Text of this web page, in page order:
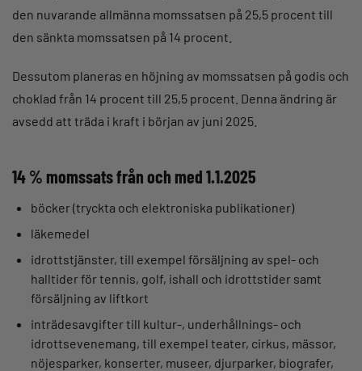
den nuvarande allmänna momssatsen på 25,5 procent till
den sänkta momssatsen på 14 procent.
Dessutom planeras en höjning av momssatsen på godis och
choklad från 14 procent till 25,5 procent. Denna ändring är
avsedd att träda i kraft i början av juni 2025.
14 % momssats från och med 1.1.2025
böcker (tryckta och elektroniska publikationer)
läkemedel
idrottstjänster, till exempel försäljning av spel- och
halltider för tennis, golf, ishall och idrottstider samt
försäljning av liftkort
inträdesavgifter till kultur-, underhållnings- och
idrottsevenemang, till exempel teater, cirkus, mässor,
nöjesparker, konserter, museer, djurparker, biografer,